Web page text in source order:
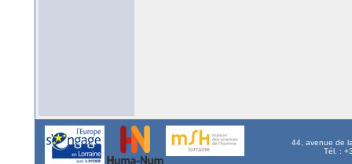
44, avenue de
Tél. :